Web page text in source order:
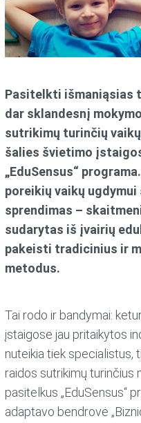
Pasitelkti išmaniąsias
dar sklandesnį
sutrikimų turinčių
šalies švietimo
„EduSensus“
poreikių vaikų
sprendimas –
sudarytas iš įvairių
pakeisti tradicinius ir
metodus.
Tai rodo ir bandymai:
įstaigose jau pritaikytos
nuteikia tiek specialistus,
raidos sutrikimų turinčius
pasitelkus „EduSensus“
adaptavo bendrovė